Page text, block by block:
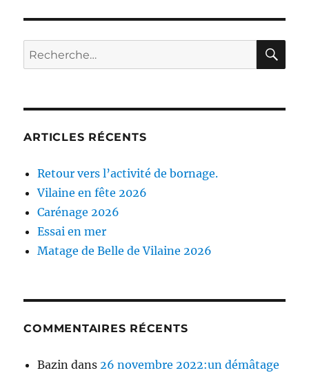
Recherche
pour :
ARTICLES RÉCENTS
Retour vers l’activité de bornage.
Vilaine en fête 2026
Carénage 2026
Essai en mer
Matage de Belle de Vilaine 2026
COMMENTAIRES RÉCENTS
Bazin dans26 novembre 2022:un démâtage